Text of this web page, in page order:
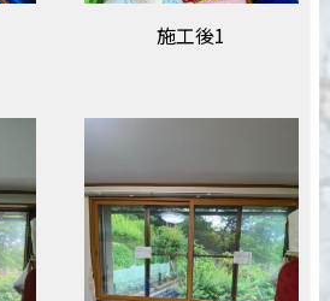
施工後1